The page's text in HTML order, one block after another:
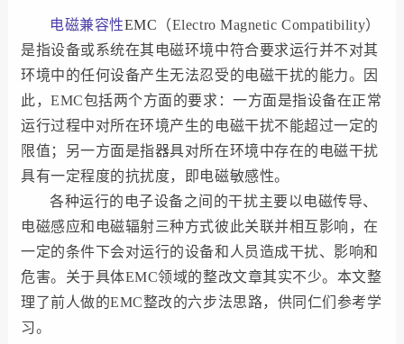
电磁兼容性EMC （Electro Magnetic Compatibility）
是指设备或系统在其电磁环境中符合要求运行并不对其
环境中的任何设备产生无法忍受的电磁干扰的能力。因
此，EMC包括两个方面的要求：一方面是指设备在正常
运行过程中对所在环境产生的电磁干扰不能超过一定的
限值；另一方面是指器具对所在环境中存在的电磁干扰
具有一定程度的抗扰度，即电磁敏感性。
各种运行的电子设备之间的干扰主要以电磁传导、
电磁感应和 电磁辐射三种方式彼此关联并相互影响，在
一定的条件下会对运行的设备和人员造成干扰、影响和
危害。 关于具体EMC领域的整改文章其实不少。本文整
理了前人做的EMC整改的六步法思路，供同仁们参考学
习。